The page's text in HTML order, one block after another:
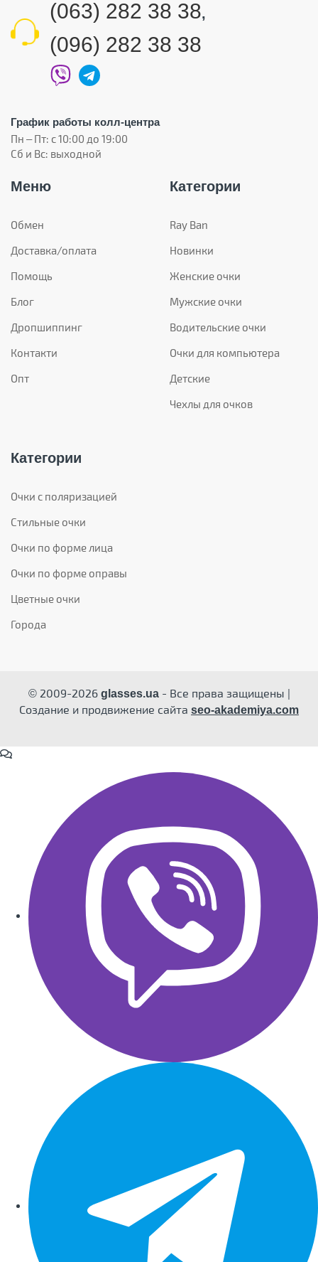
(063) 282 38 38,
(096) 282 38 38
График работы колл-центра
Пн – Пт: с 10:00 до 19:00
Сб и Вс: выходной
Меню
Обмен
Доставка/оплата
Помощь
Блог
Дропшиппинг
Контакти
Опт
Категории
Ray Ban
Новинки
Женские очки
Мужские очки
Водительские очки
Очки для компьютера
Детские
Чехлы для очков
Категории
Очки с поляризацией
Стильные очки
Очки по форме лица
Очки по форме оправы
Цветные очки
Города
© 2009-2026glasses.ua- Все права защищены |
Создание и продвижение сайта seo-akademiya.com